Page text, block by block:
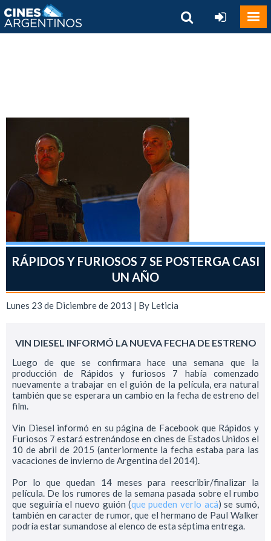
RÁPIDOS Y FURIOSOS 7 SE POSTERGA CASI
UN AÑO
Lunes 23 de Diciembre de 2013 | By Leticia
VIN DIESEL INFORMÓ LA NUEVA FECHA DE ESTRENO
Luego de que se confirmara hace una semana que la
producción de Rápidos y furiosos 7 había comenzado
nuevamente a trabajar en el guión de la película, era natural
también que se esperara un cambio en la fecha de estreno del
film.
Vin Diesel informó en su página de Facebook que Rápidos y
Furiosos 7 estará estrenándose en cines de Estados Unidos el
10 de abril de 2015 (anteriormente la fecha estaba para las
vacaciones de invierno de Argentina del 2014).
Por lo que quedan 14 meses para reescribir/finalizar la
película. De los rumores de la semana pasada sobre el rumbo
que seguiría el nuevo guión (que pueden verlo acá) se sumó,
también en caracter de rumor, que el hermano de Paul Walker
podría estar sumandose al elenco de esta séptima entrega.